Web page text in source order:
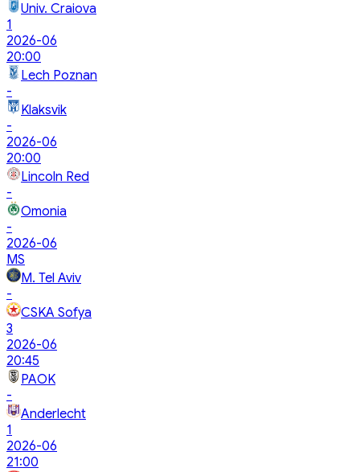
Univ. Craiova
1
2026-06
20:00
Lech Poznan
-
Klaksvik
-
2026-06
20:00
Lincoln Red
-
Omonia
-
2026-06
MS
M. Tel Aviv
-
CSKA Sofya
3
2026-06
20:45
PAOK
-
Anderlecht
1
2026-06
21:00